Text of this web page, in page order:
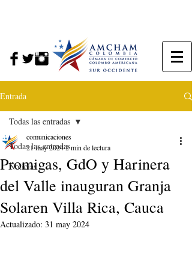
Entrada
Todas las entradas
Noticias
Todas las entradas
Promigas, GdO y Harinera
del Valle inauguran Granja
Solaren Villa Rica, Cauca
comunicaciones
21 may 20242 min de lectura
Actualizado: 31 may 2024